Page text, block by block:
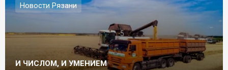
Новости Рязани
И ЧИСЛОМ, И УМЕНИЕМ